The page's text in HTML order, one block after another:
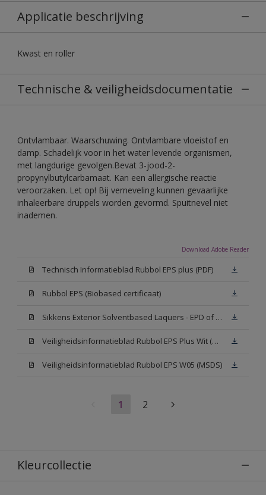
Applicatie beschrijving
Kwast en roller
Technische & veiligheidsdocumentatie
Ontvlambaar. Waarschuwing. Ontvlambare vloeistof en
damp. Schadelijk voor in het water levende organismen,
met langdurige gevolgen.Bevat 3-jood-2-
propynylbutylcarbamaat. Kan een allergische reactie
veroorzaken. Let op! Bij verneveling kunnen gevaarlijke
inhaleerbare druppels worden gevormd. Spuitnevel niet
inademen.
Download Adobe Reader
Technisch Informatieblad Rubbol EPS plus (PDF)
Rubbol EPS (Biobased certificaat)
Sikkens Exterior Solventbased Laquers - EPD of Milieuproductverklaring
Veiligheidsinformatieblad Rubbol EPS Plus Wit (MSDS)
Veiligheidsinformatieblad Rubbol EPS W05 (MSDS)
1 2
Kleurcollectie